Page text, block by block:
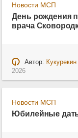
Новости МСП
День рождения
врача
Автор:
2026
Новости МСП
Юбилейные